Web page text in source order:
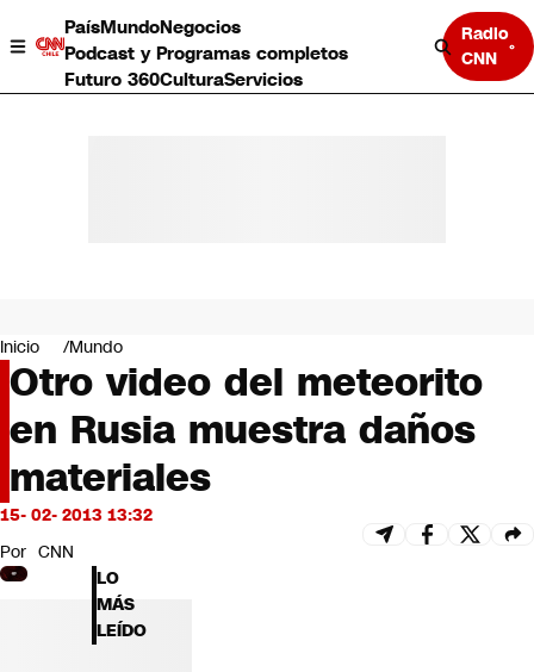
PaísMundoNegocios
Podcast y Programas completos
Futuro 360CulturaServicios
Radio
CNN
Negocios
Deportes
Programas completos
Cultura
Servicios
Bits
CNN tiempo
Futuro 360
Opinión
Inicio Mundo
Otro video del meteorito
en Rusia muestra daños
materiales
15- 02- 2013 13:32
Por CNN
LO
MÁS
LEÍDO